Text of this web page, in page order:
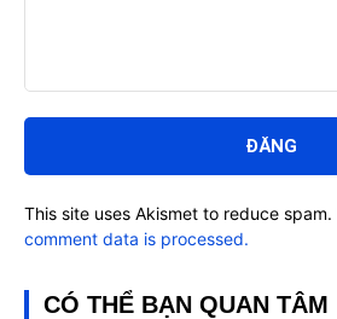
luận:
This site uses Akismet to reduce spam.
comment data is processed.
CÓ THỂ BẠN QUAN TÂM